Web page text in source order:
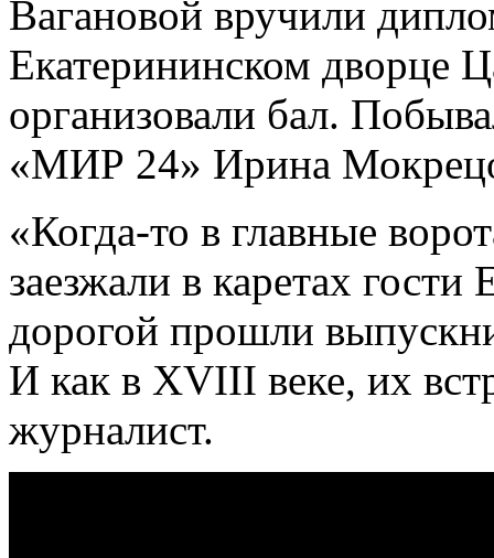
Вагановой вручили
Екатерининском дворце
организовали бал.
«МИР 24» Ирина
«Когда-то в главные
заезжали в каретах
дорогой прошли
И как в XVIII веке, их
журналист.